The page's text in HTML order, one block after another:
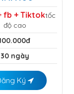
fb + Tiktoktốc
độ cao
30 ngày
Ký